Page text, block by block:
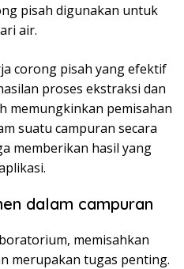
pisah digunakan untuk
air.
corong pisah yang efektif
proses ekstraksi dan
memungkinkan pemisahan
suatu campuran secara
memberikan hasil yang
dalam campuran
memisahkan
merupakan tugas penting.